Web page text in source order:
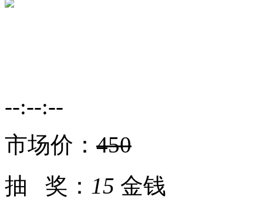
--:--:--
市场价： 450
抽 奖： 15 金钱